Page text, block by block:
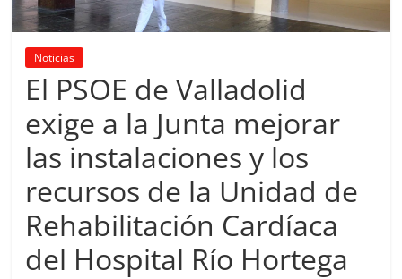
Noticias
El PSOE de Valladolid
exige a la Junta mejorar
las instalaciones y los
recursos de la Unidad de
Rehabilitación Cardíaca
del Hospital Río Hortega